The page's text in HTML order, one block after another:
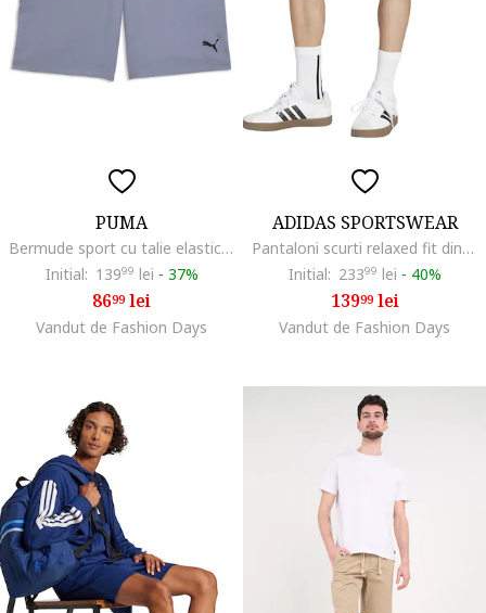
PUMA
Bermude sport cu talie elastica Essentials 2, Negru/Albastru prafuit
Initial: 13999 lei - 37%
8699lei
Vandut de Fashion Days
ADIDAS SPORTSWEAR
Pantaloni scurti relaxed fit din amestec de bumbac, Negru
Initial: 23399 lei - 40%
13999lei
Vandut de Fashion Days